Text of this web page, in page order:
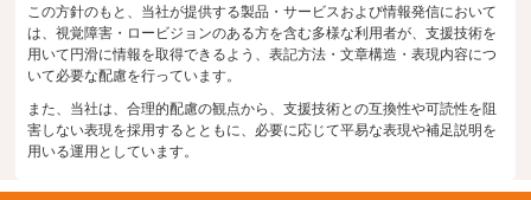
この方針のもと、当社が提供する製品・サービスおよび情報発信において
は、視覚障害・ロービジョンのある方を含む多様な利用者が、支援技術を
用いて円滑に情報を取得できるよう、表記方法・文章構造・表現内容につ
いて必要な配慮を行っています。
また、当社は、合理的配慮の観点から、支援技術との互換性や可読性を阻
害しない表現を採用するとともに、必要に応じて平易な表現や補足説明を
用いる運用としています。